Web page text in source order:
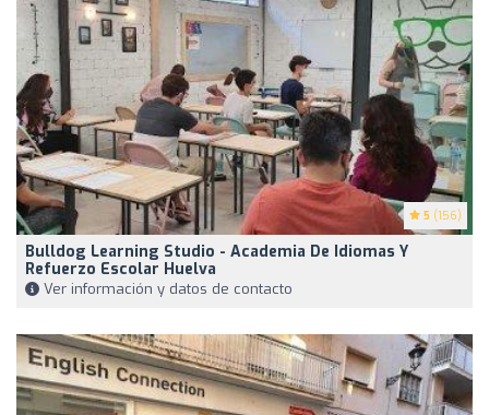
5 (156)
Bulldog Learning Studio - Academia De Idiomas Y
Refuerzo Escolar Huelva
Ver información y datos de contacto